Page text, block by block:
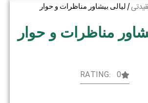
/ لیالی بیشاور مناظرات و حوار
مناظرات و حوار
RATING: 0